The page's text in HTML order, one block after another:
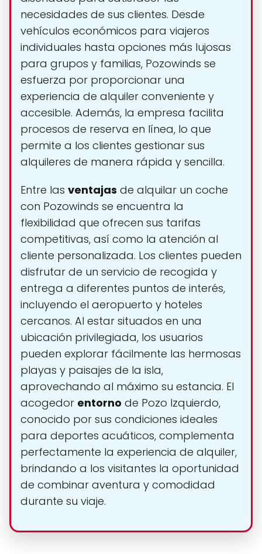
necesidades de sus clientes. Desde
vehículos económicos para viajeros
individuales hasta opciones más lujosas
para grupos y familias, Pozowinds se
esfuerza por proporcionar una
experiencia de alquiler conveniente y
accesible. Además, la empresa facilita
procesos de reserva en línea, lo que
permite a los clientes gestionar sus
alquileres de manera rápida y sencilla.
Entre las ventajas de alquilar un coche
con Pozowinds se encuentra la
flexibilidad que ofrecen sus tarifas
competitivas, así como la atención al
cliente personalizada. Los clientes pueden
disfrutar de un servicio de recogida y
entrega a diferentes puntos de interés,
incluyendo el aeropuerto y hoteles
cercanos. Al estar situados en una
ubicación privilegiada, los usuarios
pueden explorar fácilmente las hermosas
playas y paisajes de la isla,
aprovechando al máximo su estancia. El
acogedor entorno de Pozo Izquierdo,
conocido por sus condiciones ideales
para deportes acuáticos, complementa
perfectamente la experiencia de alquiler,
brindando a los visitantes la oportunidad
de combinar aventura y comodidad
durante su viaje.